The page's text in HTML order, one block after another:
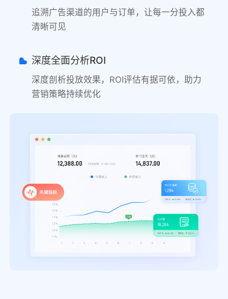
追溯广告渠道的用户与订单，让每一分投入都
清晰可见
深度全面分析ROI
深度剖析投放效果，ROI评估有据可依，助力
营销策略持续优化